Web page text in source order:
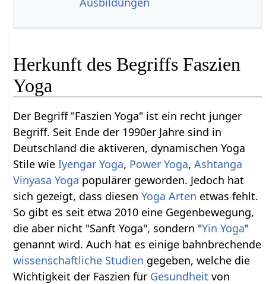
Herkunft des Begriffs Faszien
Yoga
Der Begriff "Faszien Yoga" ist ein recht junger
Begriff. Seit Ende der 1990er Jahre sind in
Deutschland die aktiveren, dynamischen Yoga
Stile wieIyengar Yoga, Power Yoga,Ashtanga
Vinyasa Yoga populärer geworden. Jedoch hat
sich gezeigt, dass diesenYoga Arten etwas fehlt.
So gibt es seit etwa 2010 eine Gegenbewegung,
die aber nicht "Sanft Yoga", sondern "Yin Yoga"
genannt wird. Auch hat es einige bahnbrechende
wissenschaftliche Studien gegeben, welche die
Wichtigkeit der Faszien für Gesundheit von